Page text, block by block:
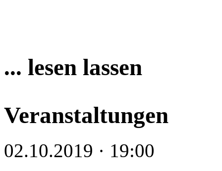
... lesen lassen
Veranstaltungen
02.10.2019 · 19:00